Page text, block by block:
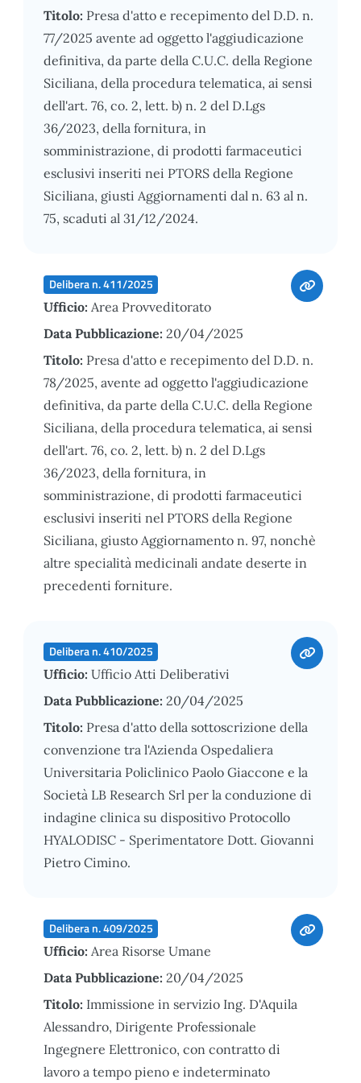
Titolo: Presa d'atto e recepimento del D.D. n.
77/2025 avente ad oggetto l'aggiudicazione
definitiva, da parte della C.U.C. della Regione
Siciliana, della procedura telematica, ai sensi
dell'art. 76, co. 2, lett. b) n. 2 del D.Lgs
36/2023, della fornitura, in
somministrazione, di prodotti farmaceutici
esclusivi inseriti nei PTORS della Regione
Siciliana, giusti Aggiornamenti dal n. 63 al n.
75, scaduti al 31/12/2024.
Delibera n. 411/2025
Ufficio: Area Provveditorato
Data Pubblicazione: 20/04/2025
Titolo: Presa d'atto e recepimento del D.D. n.
78/2025, avente ad oggetto l'aggiudicazione
definitiva, da parte della C.U.C. della Regione
Siciliana, della procedura telematica, ai sensi
dell'art. 76, co. 2, lett. b) n. 2 del D.Lgs
36/2023, della fornitura, in
somministrazione, di prodotti farmaceutici
esclusivi inseriti nel PTORS della Regione
Siciliana, giusto Aggiornamento n. 97, nonchè
altre specialità medicinali andate deserte in
precedenti forniture.
Delibera n. 410/2025
Ufficio: Ufficio Atti Deliberativi
Data Pubblicazione: 20/04/2025
Titolo: Presa d'atto della sottoscrizione della
convenzione tra l'Azienda Ospedaliera
Universitaria Policlinico Paolo Giaccone e la
Società LB Research Srl per la conduzione di
indagine clinica su dispositivo Protocollo
HYALODISC - Sperimentatore Dott. Giovanni
Pietro Cimino.
Delibera n. 409/2025
Ufficio: Area Risorse Umane
Data Pubblicazione: 20/04/2025
Titolo: Immissione in servizio Ing. D'Aquila
Alessandro, Dirigente Professionale
Ingegnere Elettronico, con contratto di
lavoro a tempo pieno e indeterminato